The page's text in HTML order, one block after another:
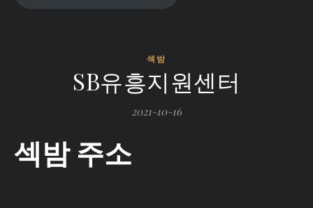
섹밤
SB유흥지원센터
2021-10-16
섹밤 주소